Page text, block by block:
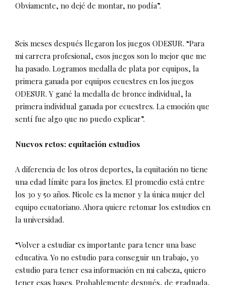
Obviamente, no dejé de montar, no podía”.
Seis meses después llegaron los juegos ODESUR. “Para
mi carrera profesional, esos juegos son lo mejor que me
ha pasado. Logramos medalla de plata por equipos, la
primera ganada por equipos ecuestres en los juegos
ODESUR. Y gané la medalla de bronce individual, la
primera individual ganada por ecuestres. La emoción que
sentí fue algo que no puedo explicar”.
Nuevos retos: equitación estudios
A diferencia de los otros deportes, la equitación no tiene
una edad límite para los jinetes. El promedio está entre
los 30 y 50 años. Nicole es la menor y la única mujer del
equipo ecuatoriano. Ahora quiere retomar los estudios en
la universidad.
“Volver a estudiar es importante para tener una base
educativa. Yo no estudio para conseguir un trabajo, yo
estudio para tener esa información en mi cabeza, quiero
tener esas bases. Probablemente después, de graduada,